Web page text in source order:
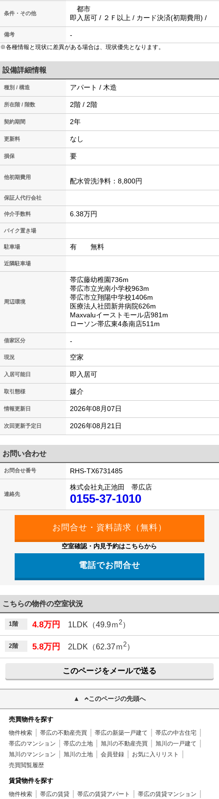
条件・その他
都市
即入居可 / ２Ｆ以上 / カード決済(初期費用) /
備考 -
※各種情報と現状に差異がある場合は、現状優先となります。
設備詳細情報
種別 / 構造 アパート / 木造
所在階 / 階数 2階 / 2階
契約期間 2年
更新料 なし
損保 要
他初期費用 配水管洗浄料：8,800円
保証人代行会社
仲介手数料 6.38万円
バイク置き場
駐車場 有 無料
近隣駐車場
周辺環境
帯広藤幼稚園736m
帯広市立光南小学校963m
帯広市立翔陽中学校1406m
医療法人社団新井病院626m
Maxvaluイーストモール店981m
ローソン帯広東4条南店511m
借家区分 -
現況 空家
入居可能日 即入居可
取引態様 媒介
情報更新日 2026年08月07日
次回更新予定日 2026年08月21日
お問い合わせ
お問合せ番号 RHS-TX6731485
連絡先
株式会社丸正池田 帯広店
0155-37-1010
空室確認・内見予約はこちらから
電話でお問合せ
こちらの物件の空室状況
1階 4.8万円 1LDK（49.9ｍ2）
2階 5.8万円 2LDK（62.37ｍ2）
このページをメールで送る
このページの先頭へ
売買物件を探す
物件検索 帯広の不動産売買 帯広の新築一戸建て
帯広の中古住宅
帯広のマンション
帯広の土地 旭川の不動産売買
旭川の一戸建て
旭川のマンション
旭川の土地 会員登録
お気に入りリスト
売買閲覧履歴
賃貸物件を探す
物件検索 帯広の賃貸 帯広の賃貸アパート 帯広の賃貸マンション